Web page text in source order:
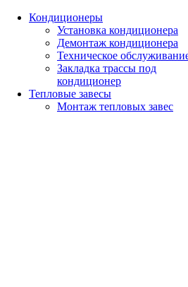
Кондиционеры
Установка кондиционера
Демонтаж кондиционера
Техническое
Закладка трассы под
кондиционер
Тепловые завесы
Монтаж тепловых завес